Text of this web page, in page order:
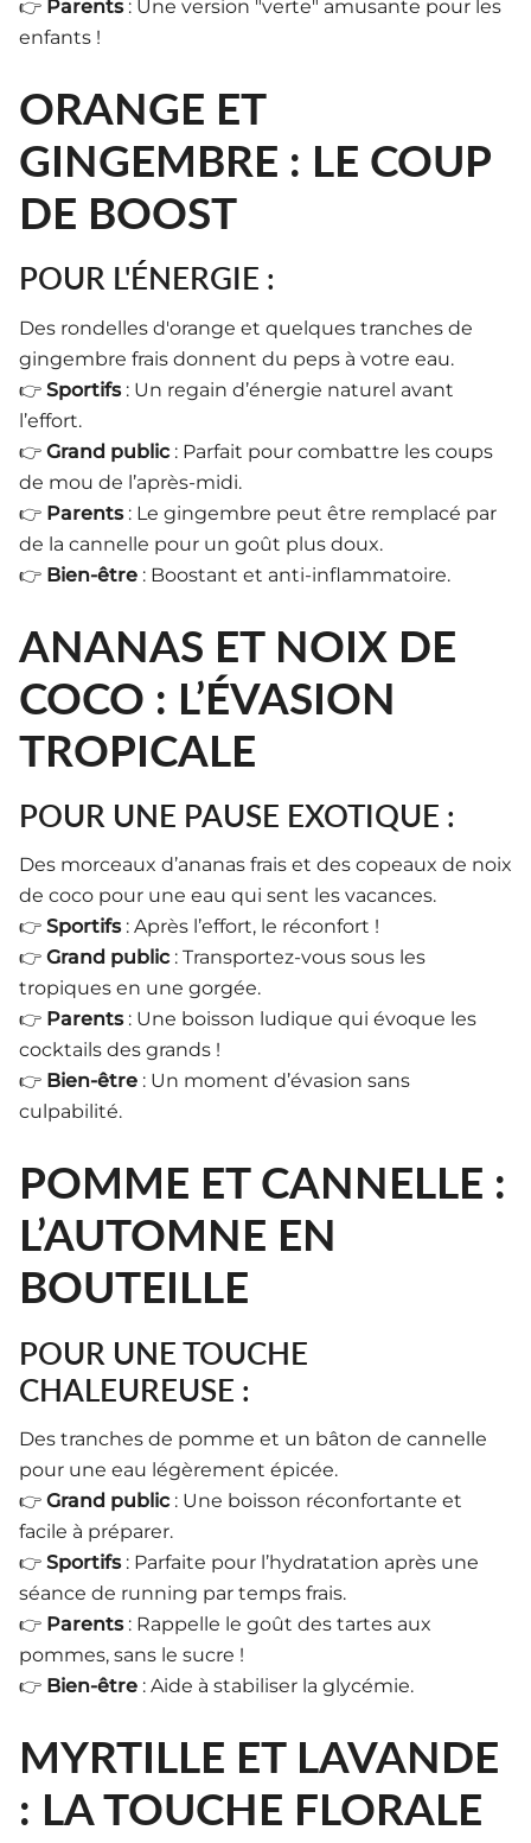
👉 Parents: Une version "verte" amusante pour les
enfants !
ORANGE ET
GINGEMBRE : LE COUP
DE BOOST
POUR L'ÉNERGIE :
Des rondelles d'orange et quelques tranches de
gingembre frais donnent du peps à votre eau.
👉 Sportifs: Un regain d’énergie naturel avant
l’effort.
👉 Grand public : Parfait pour combattre les coups
de mou de l’après-midi.
👉 Parents: Le gingembre peut être remplacé par
de la cannelle pour un goût plus doux.
👉 Bien-être : Boostant et anti-inflammatoire.
ANANAS ET NOIX DE
COCO : L’ÉVASION
TROPICALE
POUR UNE PAUSE EXOTIQUE :
Des morceaux d’ananas frais et des copeaux de noix
de coco pour une eau qui sent les vacances.
👉 Sportifs: Après l’effort, le réconfort !
👉 Grand public : Transportez-vous sous les
tropiques en une gorgée.
👉 Parents: Une boisson ludique qui évoque les
cocktails des grands !
👉 Bien-être : Un moment d’évasion sans
culpabilité.
POMME ET CANNELLE :
L’AUTOMNE EN
BOUTEILLE
POUR UNE TOUCHE
CHALEUREUSE :
Des tranches de pomme et un bâton de cannelle
pour une eau légèrement épicée.
👉 Grand public : Une boisson réconfortante et
facile à préparer.
👉 Sportifs: Parfaite pour l’hydratation après une
séance de running par temps frais.
👉 Parents: Rappelle le goût des tartes aux
pommes, sans le sucre !
👉 Bien-être : Aide à stabiliser la glycémie.
MYRTILLE ET LAVANDE
: LA TOUCHE FLORALE